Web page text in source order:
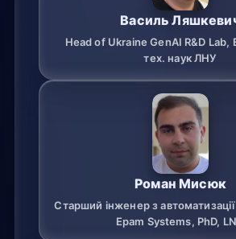
Василь
Head of Ukraine GenAI R&D Lab,
тех. наук ЛНУ
Роман Мисюк
Старший інженер з
Epam Systems, PhD,